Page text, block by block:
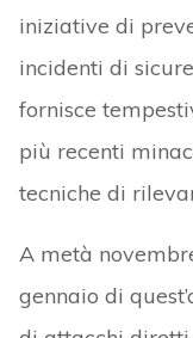
iniziative di
incidenti di
fornisce
più recenti
tecniche di
A metà
gennaio di